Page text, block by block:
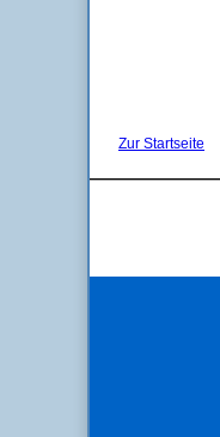
Zur Startseite